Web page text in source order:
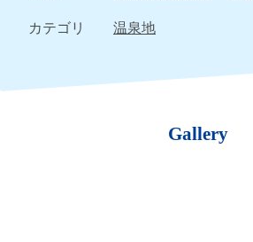
カテゴリ
温泉地
Gallery